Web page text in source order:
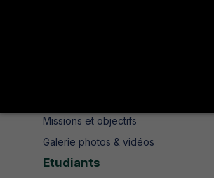
Missions et objectifs
Galerie photos & vidéos
Etudiants